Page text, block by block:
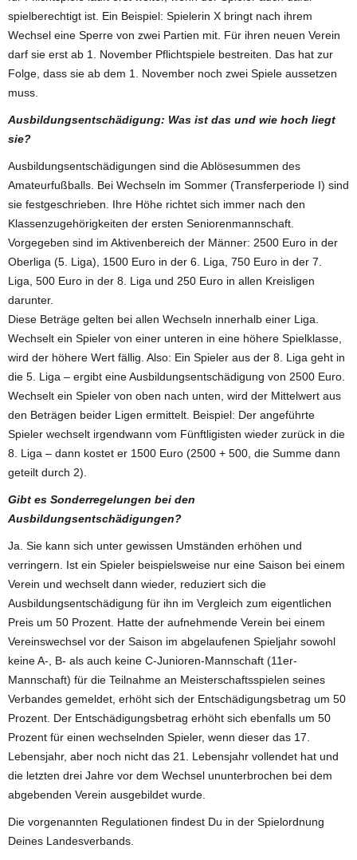
spielberechtigt ist. Ein Beispiel: Spielerin X bringt nach ihrem
Wechsel eine Sperre von zwei Partien mit. Für ihren neuen Verein
darf sie erst ab 1. November Pflichtspiele bestreiten. Das hat zur
Folge, dass sie ab dem 1. November noch zwei Spiele aussetzen
muss.
Ausbildungsentschädigung: Was ist das und wie hoch liegt
sie?
Ausbildungsentschädigungen sind die Ablösesummen des
Amateurfußballs. Bei Wechseln im Sommer (Transferperiode I) sind
sie festgeschrieben. Ihre Höhe richtet sich immer nach den
Klassenzugehörigkeiten der ersten Seniorenmannschaft.
Vorgegeben sind im Aktivenbereich der Männer: 2500 Euro in der
Oberliga (5. Liga), 1500 Euro in der 6. Liga, 750 Euro in der 7.
Liga, 500 Euro in der 8. Liga und 250 Euro in allen Kreisligen
darunter.
Diese Beträge gelten bei allen Wechseln innerhalb einer Liga.
Wechselt ein Spieler von einer unteren in eine höhere Spielklasse,
wird der höhere Wert fällig. Also: Ein Spieler aus der 8. Liga geht in
die 5. Liga – ergibt eine Ausbildungsentschädigung von 2500 Euro.
Wechselt ein Spieler von oben nach unten, wird der Mittelwert aus
den Beträgen beider Ligen ermittelt. Beispiel: Der angeführte
Spieler wechselt irgendwann vom Fünftligisten wieder zurück in die
8. Liga – dann kostet er 1500 Euro (2500 + 500, die Summe dann
geteilt durch 2).
Gibt es Sonderregelungen bei den
Ausbildungsentschädigungen?
Ja. Sie kann sich unter gewissen Umständen erhöhen und
verringern. Ist ein Spieler beispielsweise nur eine Saison bei einem
Verein und wechselt dann wieder, reduziert sich die
Ausbildungsentschädigung für ihn im Vergleich zum eigentlichen
Preis um 50 Prozent. Hatte der aufnehmende Verein bei einem
Vereinswechsel vor der Saison im abgelaufenen Spieljahr sowohl
keine A-, B- als auch keine C-Junioren-Mannschaft (11er-
Mannschaft) für die Teilnahme an Meisterschaftsspielen seines
Verbandes gemeldet, erhöht sich der Entschädigungsbetrag um 50
Prozent. Der Entschädigungsbetrag erhöht sich ebenfalls um 50
Prozent für einen wechselnden Spieler, wenn dieser das 17.
Lebensjahr, aber noch nicht das 21. Lebensjahr vollendet hat und
die letzten drei Jahre vor dem Wechsel ununterbrochen bei dem
abgebenden Verein ausgebildet wurde.
Die vorgenannten Regulationen findest Du in der Spielordnung
Deines Landesverbands.